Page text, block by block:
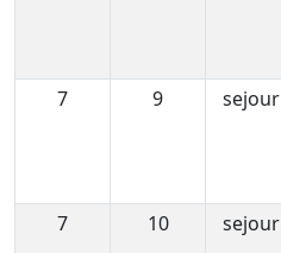
7
9 sejour
7
10 sejour